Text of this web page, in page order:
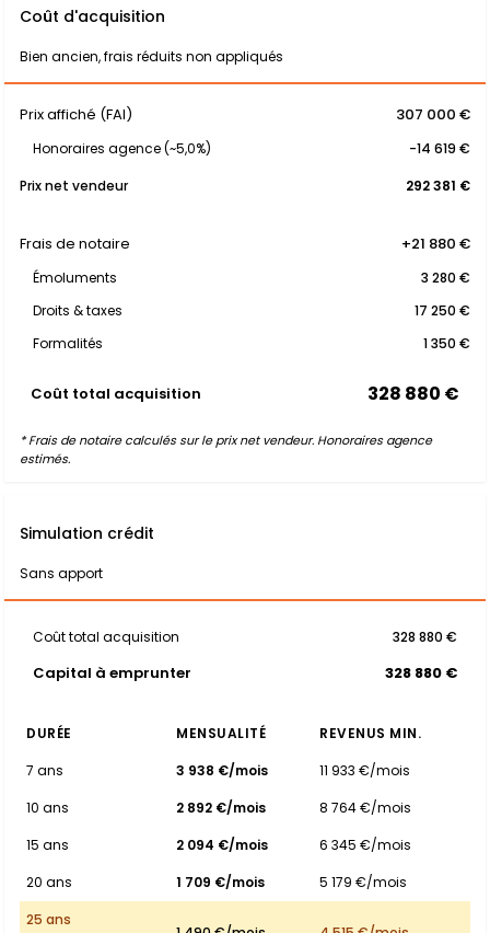
Coût d'acquisition
Bien ancien, frais réduits non appliqués
Prix affiché (FAI) 307 000 €
Honoraires agence (~5,0%)
-14 619 €
Prix net vendeur
292 381 €
Frais de notaire +21 880 €
Émoluments
3 280 €
Droits & taxes
17 250 €
Formalités
1 350 €
Coût total acquisition 328 880 €
* Frais de notaire calculés sur le prix net vendeur. Honoraires agence
estimés.
Simulation crédit
Sans apport
Coût total acquisition 328 880 €
Capital à emprunter 328 880 €
DURÉE MENSUALITÉ
REVENUS MIN.
7 ans
3 938 €/mois
11 933 €/mois
10 ans
2 892 €/mois
8 764 €/mois
15 ans
2 094 €/mois
6 345 €/mois
20 ans
1 709 €/mois
5 179 €/mois
25 ans